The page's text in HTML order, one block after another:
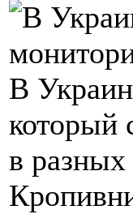
В
который
в разных